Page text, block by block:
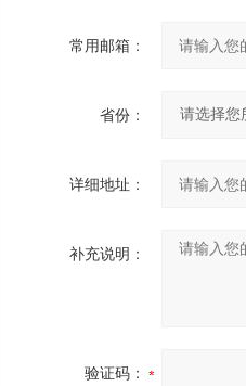
常用邮箱：
省份：
详细地址：
补充说明：
验证码：